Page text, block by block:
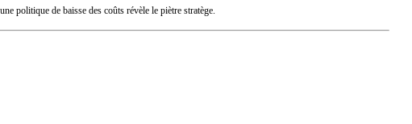
politique de baisse des coûts révèle le piètre stratège.